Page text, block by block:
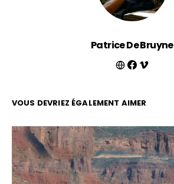
Patrice De Bruyne
VOUS DEVRIEZ ÉGALEMENT AIMER